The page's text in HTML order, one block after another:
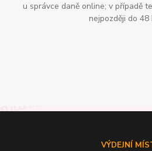
u správce daně online; v případě
nejpozději do 48
VÝDEJNÍ